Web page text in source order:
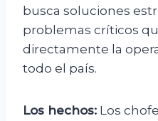
busca soluciones
problemas críticos
directamente la
todo el país.
Los hechos: Los